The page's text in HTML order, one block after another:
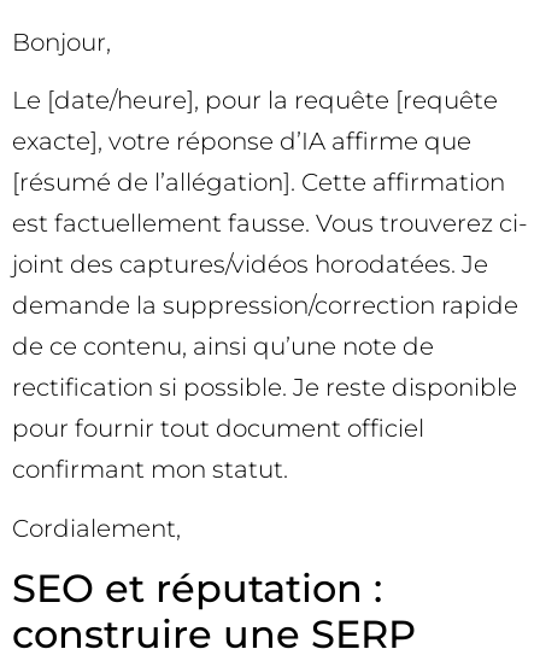
Bonjour,
Le [date/heure], pour la requête [requête
exacte], votre réponse d’IA affirme que
[résumé de l’allégation]. Cette affirmation
est factuellement fausse. Vous trouverez ci-
joint des captures/vidéos horodatées. Je
demande la suppression/correction rapide
de ce contenu, ainsi qu’une note de
rectification si possible. Je reste disponible
pour fournir tout document officiel
confirmant mon statut.
Cordialement,
SEO et réputation :
construire une SERP